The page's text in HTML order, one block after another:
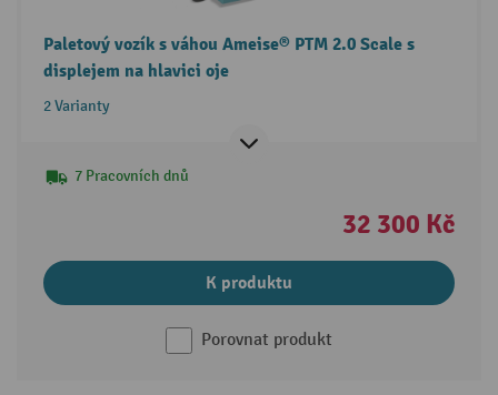
Paletový vozík s váhou Ameise® PTM 2.0 Scale s
displejem na hlavici oje
2 Varianty
7 Pracovních dnů
32 300 Kč
K produktu
Porovnat produkt